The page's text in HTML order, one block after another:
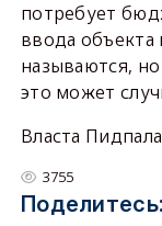
потребует
ввода объекта
называются,
это может
Власта
3755
Поделитесь: